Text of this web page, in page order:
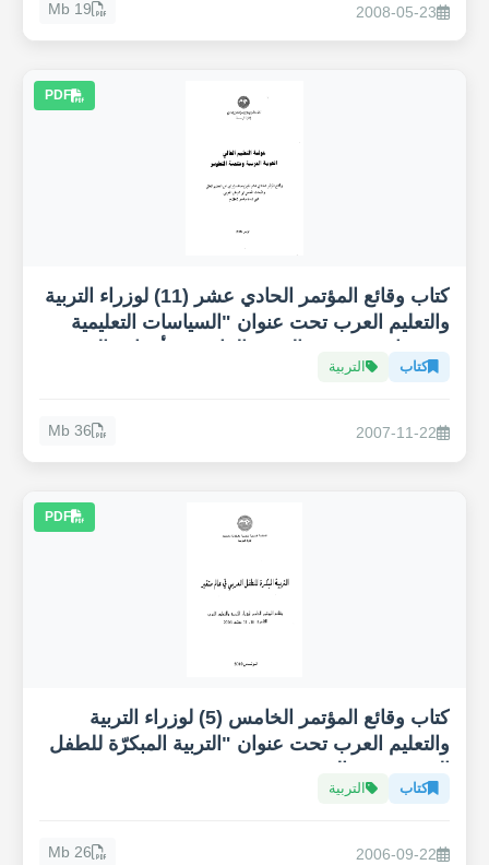
2008-05-23
19 Mb
PDF
كتاب وقائع المؤتمر الحادي عشر (11) لوزراء التربية
والتعليم العرب تحت عنوان "السياسات التعليمية
المستدامة، التعليم 2030"
كتاب التربية
2007-11-22
36 Mb
PDF
كتاب وقائع المؤتمر الخامس (5) لوزراء التربية
والتعليم العرب تحت عنوان "التربية المبكرّة للطفل
العربي في عالم متغير"
كتاب التربية
2006-09-22
26 Mb